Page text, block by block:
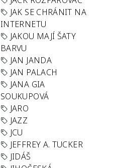
JAK SE CHRÁNIT NA
INTERNETU
JAKOU MAJÍ ŠATY
BARVU
JAN JANDA
JAN PALACH
JANA GIA
SOUKUPOVÁ
JARO
JAZZ
JCU
JEFFREY A. TUCKER
JIDÁŠ